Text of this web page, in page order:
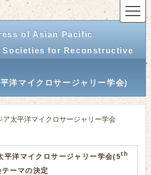
of Asian Pacific
Societies for Reconstructive
洋マイクロサージャリー学会)
ア太平洋マイクロサージャリー学会
太平洋マイクロサージャリー学会(5th
ーマの決定